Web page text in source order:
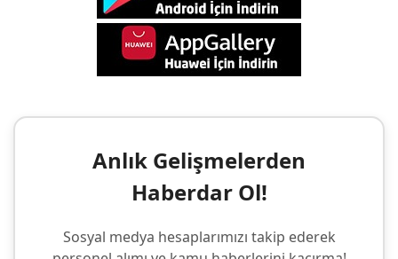
Anlık Gelişmelerden
Haberdar Ol!
Sosyal medya hesaplarımızı takip ederek